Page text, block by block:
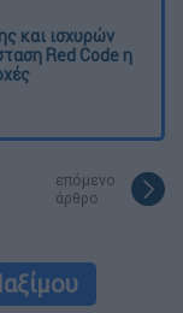
και ισχυρών
Red Code η
επόμενο
άρθρο